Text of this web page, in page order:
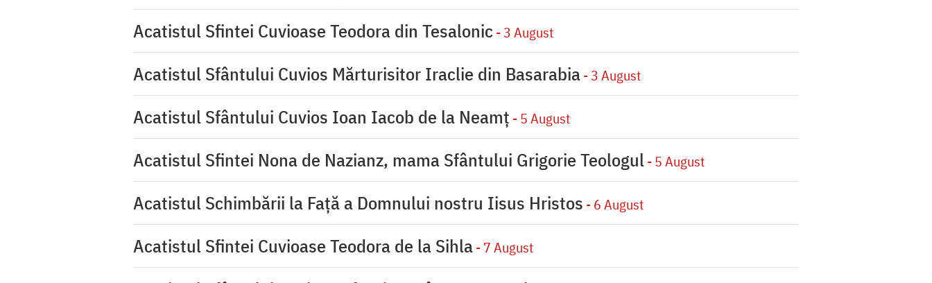
Acatistul Sfintei Cuvioase Teodora din Tesalonic - 3 August
Acatistul Sfântului Cuvios Mărturisitor Iraclie din Basarabia- 3 August
Acatistul Sfântului Cuvios Ioan Iacob de la Neamț - 5 August
Acatistul Sfintei Nona de Nazianz, mama Sfântului Grigorie Teologul - 5 August
Acatistul Schimbării la Faţă a Domnului nostru Iisus Hristos - 6 August
Acatistul Sfintei Cuvioase Teodora de la Sihla- 7 August